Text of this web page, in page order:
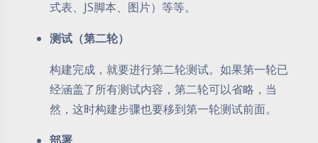
式表、JS脚本、图片）等等。
测试（第二轮）
构建完成，就要进行第二轮测试。如果第一轮已
经涵盖了所有测试内容，第二轮可以省略，当
然，这时构建步骤也要移到第一轮测试前面。